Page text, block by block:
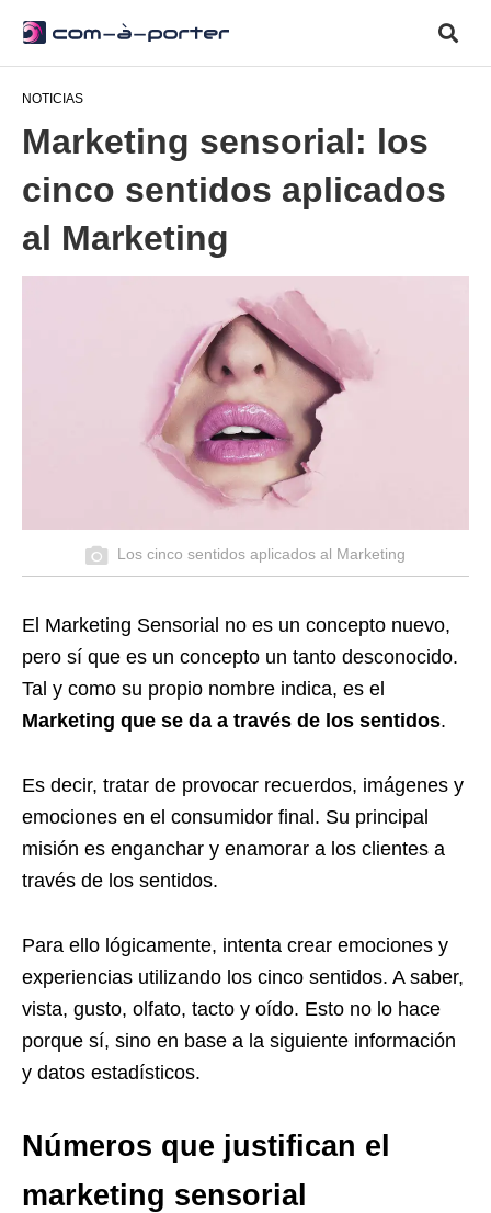
NOTICIAS
Marketing sensorial: los
cinco sentidos aplicados
al Marketing
Los cinco sentidos aplicados al Marketing
El Marketing Sensorial no es un concepto nuevo,
pero sí que es un concepto un tanto desconocido.
Tal y como su propio nombre indica, es el
Marketing que se da a través de los sentidos.
Es decir, tratar de provocar recuerdos, imágenes y
emociones en el consumidor final. Su principal
misión es enganchar y enamorar a los clientes a
través de los sentidos.
Para ello lógicamente, intenta crear emociones y
experiencias utilizando los cinco sentidos. A saber,
vista, gusto, olfato, tacto y oído. Esto no lo hace
porque sí, sino en base a la siguiente información
y datos estadísticos.
Números que justifican el
marketing sensorial